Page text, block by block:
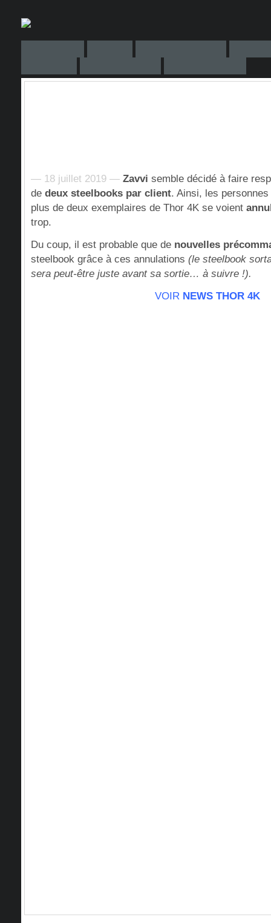
— 18 juillet 2019 — Zavvi semble décidé à faire
de deux steelbooks par client. Ainsi, les
plus de deux exemplaires de Thor 4K se voient
trop.
Du coup, il est probable que de nouvelles
steelbook grâce à ces annulations (le steelbook
sera peut-être juste avant sa sortie… à suivre !).
VOIRNEWS THOR 4K